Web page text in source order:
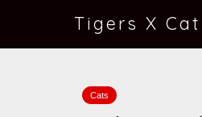
Tigers X
Cats